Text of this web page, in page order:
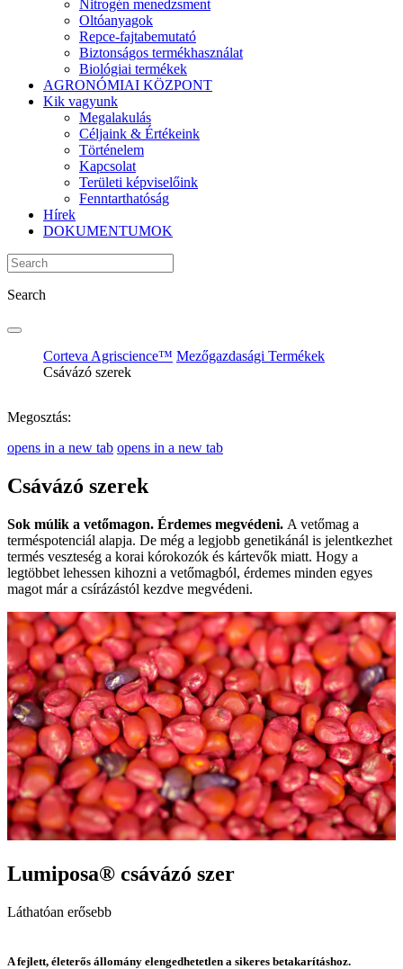
Nitrogén menedzsment
Oltóanyagok
Repce-fajtabemutató
Biztonságos termékhasználat
Biológiai termékek
AGRONÓMIAI KÖZPONT
Kik vagyunk
Megalakulás
Céljaink & Értékeink
Történelem
Kapcsolat
Területi képviselőink
Fenntarthatóság
Hírek
DOKUMENTUMOK
Search
Corteva Agriscience™ Mezőgazdasági Termékek
Csávázó szerek
Megosztás:
opens in a new tab opens in a new tab
Csávázó szerek
Sok múlik a vetőmagon. Érdemes megvédeni. A vetőmag a
terméspotenciál alapja. De még a legjobb genetikánál is jelentkezhet
termés veszteség a korai kórokozók és kártevők miatt. Hogy a
legtöbbet lehessen kihozni a vetőmagból, érdemes minden egyes
magot már a csírázástól kezdve megvédeni.
Lumiposa® csávázó szer
Láthatóan erősebb
A fejlett, életerős állomány elengedhetetlen a sikeres betakarításhoz.